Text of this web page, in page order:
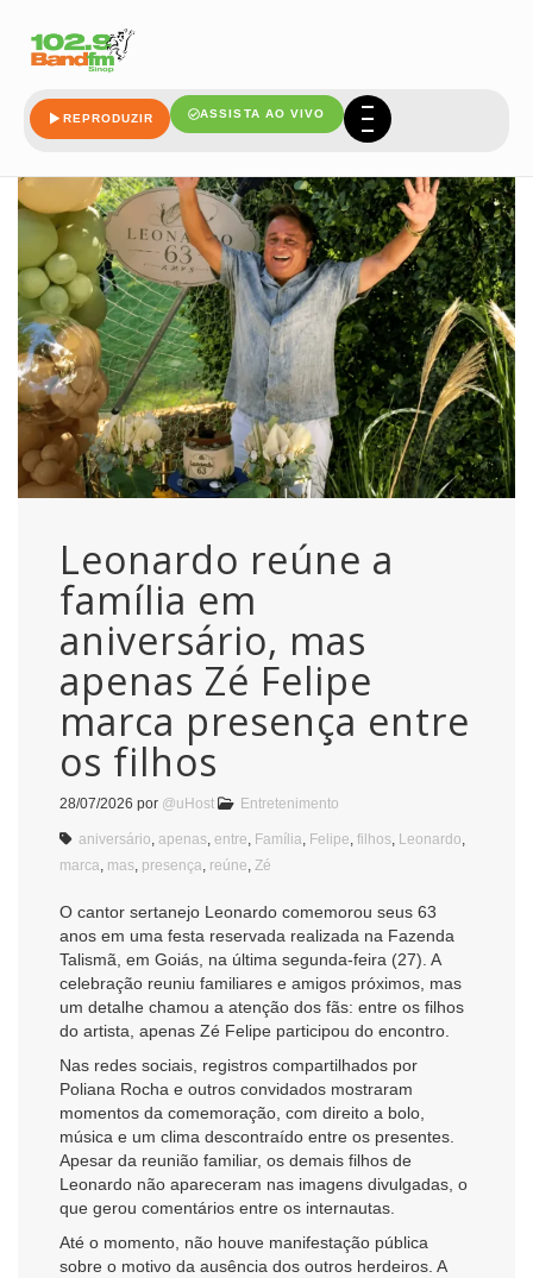
REPRODUZIR ASSISTA AO VIVO
leonardo
Leonardo reúne a
família em
aniversário, mas
apenas Zé Felipe
marca presença entre
os filhos
28/07/2026 por @uHost Entretenimento
aniversário apenas entre Família Felipe filhos Leonardo
marca mas presença reúne Zé
O cantor sertanejo Leonardo comemorou seus 63
anos em uma festa reservada realizada na Fazenda
Talismã, em Goiás, na última segunda-feira (27). A
celebração reuniu familiares e amigos próximos, mas
um detalhe chamou a atenção dos fãs: entre os filhos
do artista, apenas Zé Felipe participou do encontro.
Nas redes sociais, registros compartilhados por
Poliana Rocha e outros convidados mostraram
momentos da comemoração, com direito a bolo,
música e um clima descontraído entre os presentes.
Apesar da reunião familiar, os demais filhos de
Leonardo não apareceram nas imagens divulgadas, o
que gerou comentários entre os internautas.
Até o momento, não houve manifestação pública
sobre o motivo da ausência dos outros herdeiros. A